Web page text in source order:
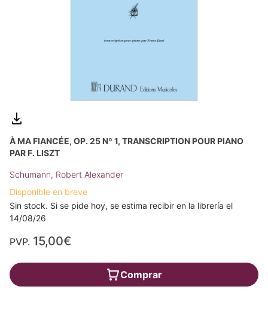
À MA FIANCÉE, OP. 25 Nº 1, TRANSCRIPTION POUR PIANO
PAR F. LISZT
Schumann, Robert Alexander
Disponible en breve
Sin stock. Si se pide hoy, se estima recibir en la librería el
14/08/26
PVP. 15,00€
Comprar